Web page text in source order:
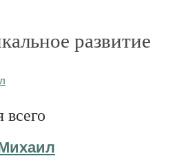
развитие
всего